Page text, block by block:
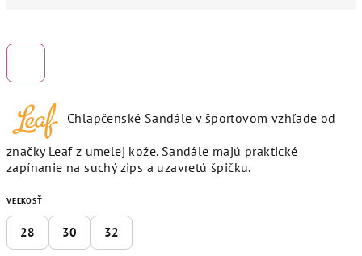
Chlapčenské Sandále v športovom vzhľade od
značky Leaf z umelej kože. Sandále majú praktické
zapínanie na suchý zips a uzavretú špičku.
VEĽKOSŤ
28 30 32